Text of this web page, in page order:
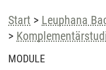
Start > Leuphana
>
MODULE